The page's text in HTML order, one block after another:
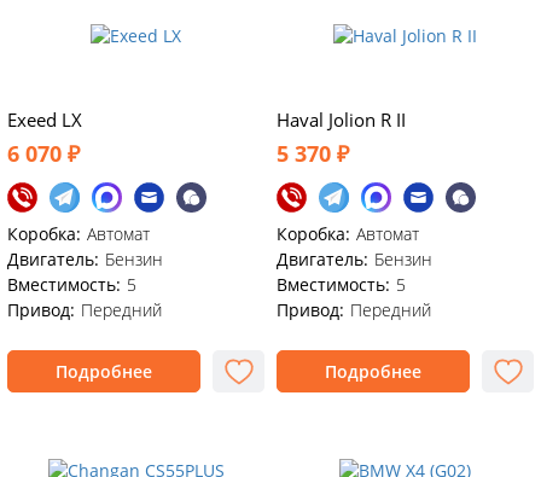
Exeed LX
6 070 ₽
Коробка: Автомат
Двигатель: Бензин
Вместимость: 5
Привод: Передний
Подробнее
Haval Jolion R II
5 370 ₽
Коробка: Автомат
Двигатель: Бензин
Вместимость: 5
Привод: Передний
Подробнее